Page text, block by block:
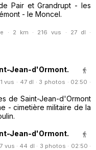
Pair et Grandrupt - les
- le Moncel.
· 2 km · 216 vus · 27 dl ·
Jean-d'Ormont.
vus · 47 dl · 3 photos · 02:50 ·
de Saint-Jean-d'Ormont
- cimetière militaire de la
Jean-d'Ormont.
vus · 44 dl · 3 photos · 02:50 ·